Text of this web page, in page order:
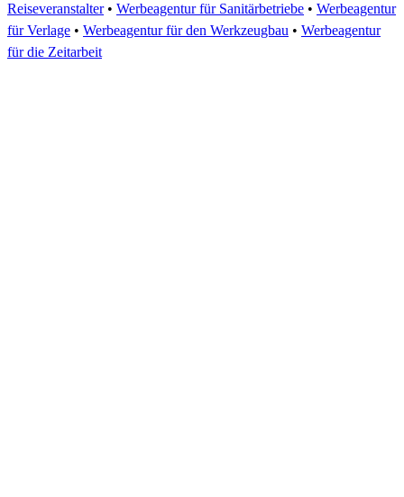
Reiseveranstalter• Werbeagentur für Sanitärbetriebe • Werbeagentur
für Verlage • Werbeagentur für den Werkzeugbau • Werbeagentur
für die Zeitarbeit